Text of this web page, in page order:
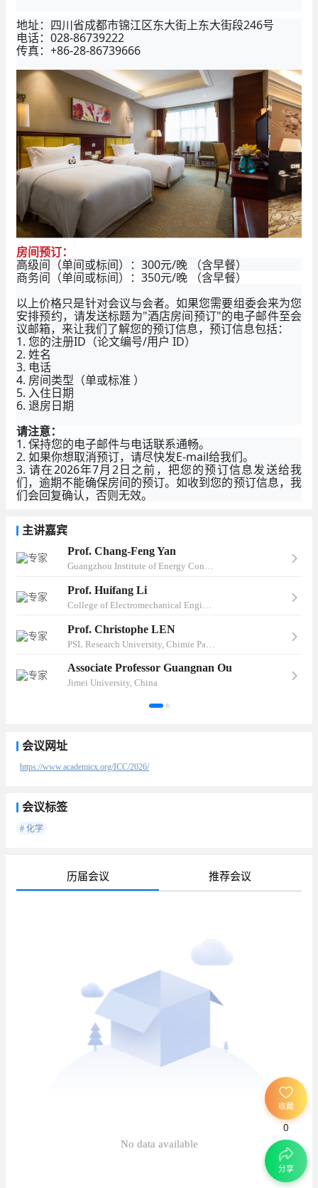
地址：四川省成都市锦江区东大街上东大街段246号
电话：028-86739222
传真：+86-28-86739666
房间预订：
高级间（单间或标间）：300元/晚 （含早餐）
商务间（单间或标间）：350元/晚 （含早餐）
以上价格只是针对会议与会者。如果您需要组委会来为您
安排预约，请发送标题为"酒店房间预订"的电子邮件至会
议邮箱，来让我们了解您的预订信息，预订信息包括：
1. 您的注册ID（论文编号/用户 ID）
2. 姓名
3. 电话
4. 房间类型（单或标准 ）
5. 入住日期
6. 退房日期
请注意：
1. 保持您的电子邮件与电话联系通畅。
2. 如果你想取消预订，请尽快发E-mail给我们。
3. 请在2026年7月2日之前，把您的预订信息发送给我
们，逾期不能确保房间的预订。如收到您的预订信息，我
们会回复确认，否则无效。
主讲嘉宾
Prof. Chang-Feng Yan
Prof. Huifang Li
Prof. Christophe LEN
Associate Professor Guangnan Ou
Jimei University, China
会议网址
https://www.academicx.org/ICC/2026/
会议标签
# 化学
历届会议 推荐会议
No data available
分享
收藏
0